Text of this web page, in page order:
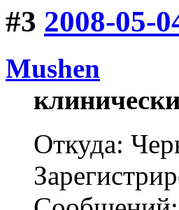
#3 2008-05-
Mushen
Откуда: